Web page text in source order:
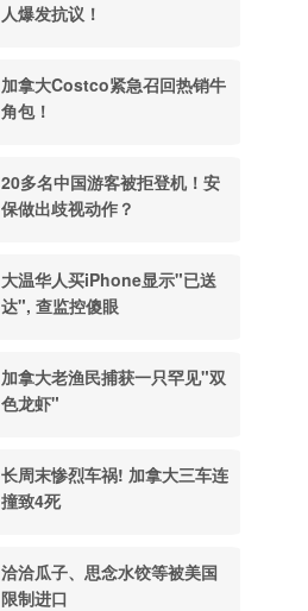
人爆发抗议！
加拿大Costco紧急召回热销牛
角包！
20多名中国游客被拒登机！安
保做出歧视动作？
大温华人买iPhone显示"已送
达", 查监控傻眼
加拿大老渔民捕获一只罕见"双
色龙虾"
长周末惨烈车祸! 加拿大三车连
撞致4死
洽洽瓜子、思念水饺等被美国
限制进口